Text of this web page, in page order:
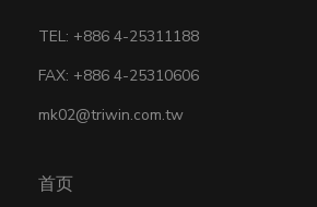
TEL: +886 4-25311188
FAX: +886 4-25310606
mk02@triwin.com.tw
首页